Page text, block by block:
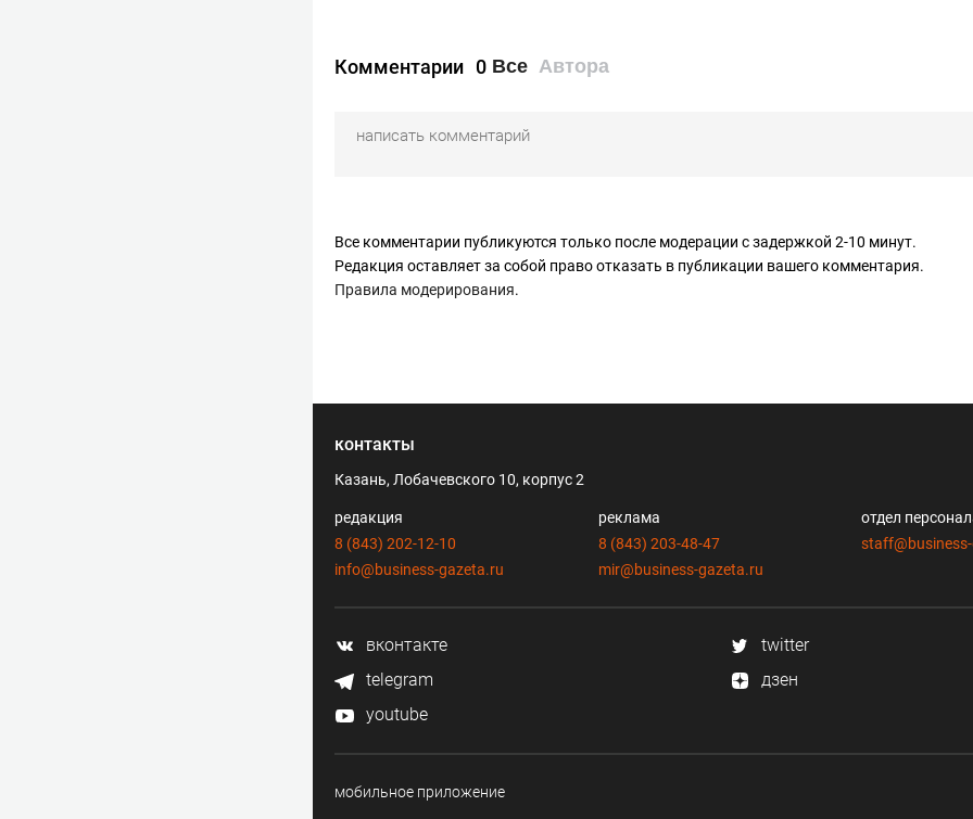
Комментарии 0 Все Автора
Все комментарии публикуются только после модерации с задержкой 2-10 минут.
Редакция оставляет за собой право отказать в публикации вашего комментария.
Правила модерирования.
контакты
Казань, Лобачевского 10, корпус 2
редакция
8 (843) 202-12-10
info@business-gazeta.ru
реклама
8 (843) 203-48-47
mir@business-gazeta.ru
отдел
вконтакте
twitter
telegram
дзен
youtube
мобильное приложение